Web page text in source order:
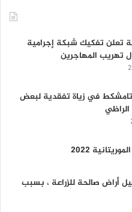
تعلن تفكيك شبكة إجرامية
المهاجرين
في زياة تفقدية لبعض
2022
أراض صالحة للزراعة ، بسبب